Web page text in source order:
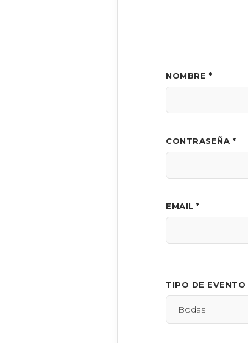
NOMBRE *
CONTRASEÑA *
EMAIL *
TIPO DE EVENTO